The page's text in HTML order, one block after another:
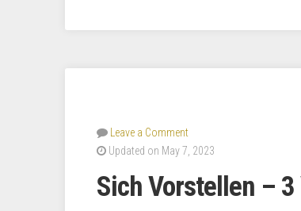
Leave a Comment
Updated on May 7, 2023
Sich Vorstellen – 3